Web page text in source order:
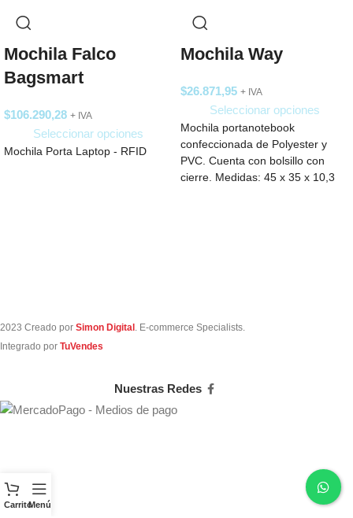
Mochila Falco
Bagsmart
$106.290,28 + IVA
Seleccionar opciones
Mochila Porta Laptop - RFID
Mochila Way
$26.871,95 + IVA
Seleccionar opciones
Mochila portanotebook
confeccionada de Polyester y
PVC. Cuenta con bolsillo con
cierre. Medidas: 45 x 35 x 10,3
2023 Creado por Simon Digital . E-commerce Specialists.
Integrado por TuVendes
Nuestras Redes
CarritoMenú